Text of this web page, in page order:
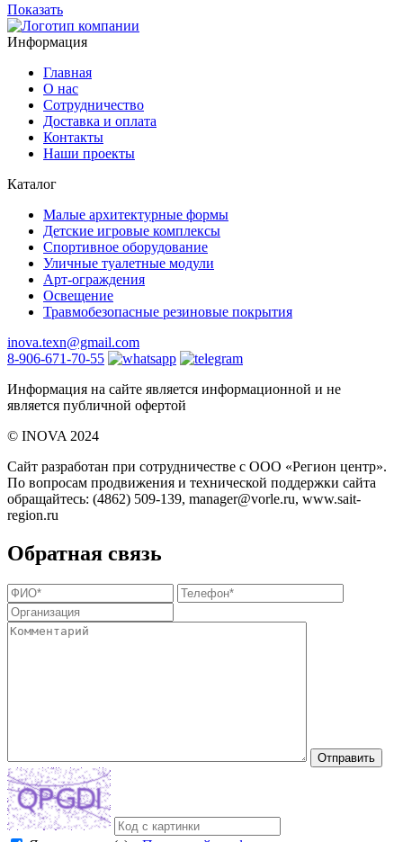
Показать
Информация
Главная
О нас
Сотрудничество
Доставка и оплата
Контакты
Наши проекты
Каталог
Малые архитектурные формы
Детские игровые комплексы
Спортивное оборудование
Уличные туалетные модули
Арт-ограждения
Освещение
Травмобезопасные резиновые покрытия
inova.texn@gmail.com
8-906-671-70-55
Информация на сайте является информационной и не
является публичной офертой
©️ INOVA 2024
Сайт разработан при сотрудничестве с ООО «Регион центр».
По вопросам продвижения и технической поддержки сайта
обращайтесь: (4862) 509-139, manager@vorle.ru, www.sait-
region.ru
Обратная связь
Отправить